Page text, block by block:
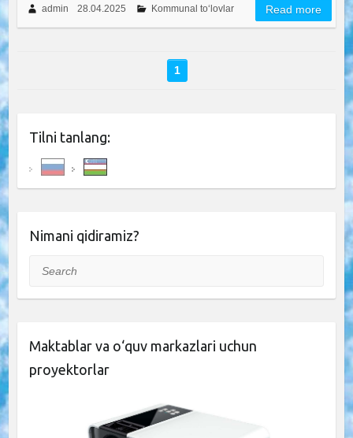
admin 28.04.2025 Kommunal to‘lovlar Read more
1
Tilni tanlang:
Nimani qidiramiz?
Search
Maktablar va o‘quv markazlari uchun
proyektorlar